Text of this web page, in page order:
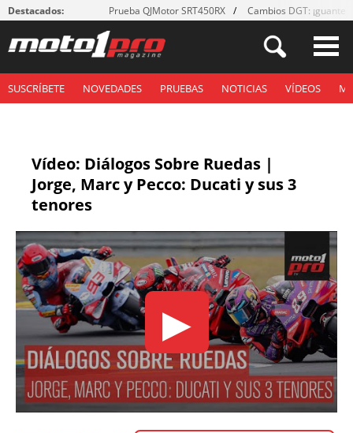
Destacados: Prueba QJMotor SRT450RX Cambios DGT: ¡guantes!
SUSCRÍBETE NOVEDADES PRUEBAS NOTICIAS VÍDEOS
Vídeo: Diálogos Sobre Ruedas |
Jorge, Marc y Pecco: Ducati y sus 3
tenores
▶